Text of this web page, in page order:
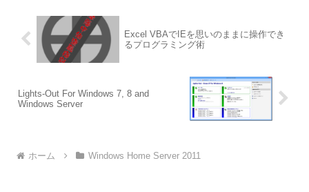
Excel VBAでIEを思いのままに操作でき
るプログラミング術
Lights-Out For Windows 7, 8 and
Windows Server
ホーム Windows Home Server 2011